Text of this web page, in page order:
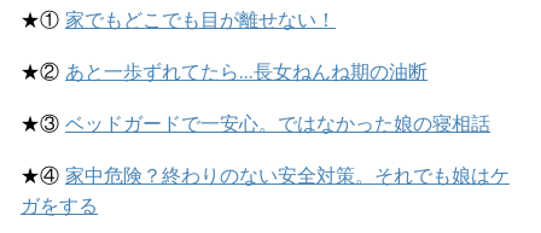
★① 家でもどこでも目が離せない！
★② あと一歩ずれてたら…長女ねんね期の油断
★③ ベッドガードで一安心。ではなかった娘の寝相話
★④ 家中危険？終わりのない安全対策。それでも娘はケ
ガをする